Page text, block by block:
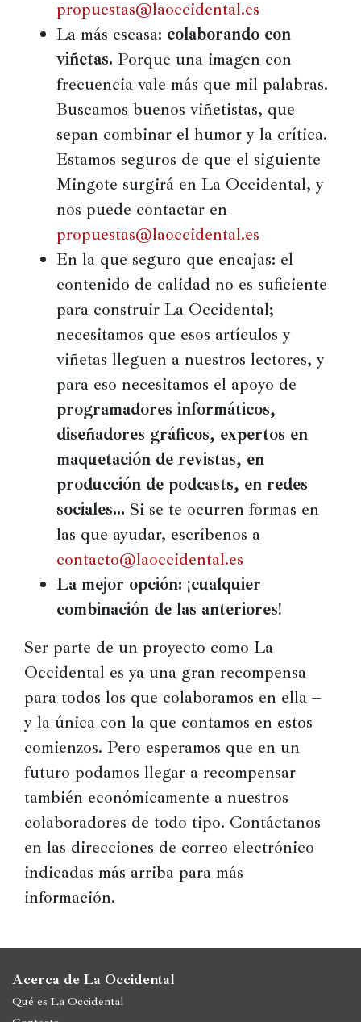
propuestas@laoccidental.es
La más escasa: colaborando con
viñetas. Porque una imagen con
frecuencia vale más que mil palabras.
Buscamos buenos viñetistas, que
sepan combinar el humor y la crítica.
Estamos seguros de que el siguiente
Mingote surgirá en La Occidental, y
nos puede contactar en
propuestas@laoccidental.es
En la que seguro que encajas: el
contenido de calidad no es suficiente
para construir La Occidental;
necesitamos que esos artículos y
viñetas lleguen a nuestros lectores, y
para eso necesitamos el apoyo de
programadores informáticos,
diseñadores gráficos, expertos en
maquetación de revistas, en
producción de podcasts, en redes
sociales… Si se te ocurren formas en
las que ayudar, escríbenos a
contacto@laoccidental.es
La mejor opción: ¡cualquier
combinación de las anteriores!
Ser parte de un proyecto como La
Occidental es ya una gran recompensa
para todos los que colaboramos en ella –
y la única con la que contamos en estos
comienzos. Pero esperamos que en un
futuro podamos llegar a recompensar
también económicamente a nuestros
colaboradores de todo tipo. Contáctanos
en las direcciones de correo electrónico
indicadas más arriba para más
información.
Acerca de La Occidental
Qué es La Occidental